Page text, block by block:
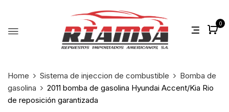
0
Home Sistema de injeccion de combustible
Bomba de
gasolina
2011 bomba de gasolina Hyundai Accent/Kia Rio
de reposición garantizada